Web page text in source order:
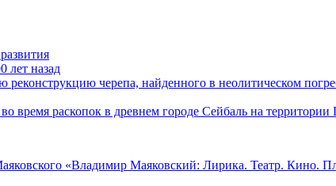
лет назад
черепа, найденного в неолитическом
раскопок в древнем городе Сейбаль на территории
«Владимир Маяковский: Лирика. Театр.